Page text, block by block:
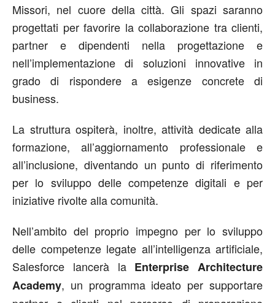
Missori, nel cuore della città. Gli spazi saranno
progettati per favorire la collaborazione tra clienti,
partner e dipendenti nella progettazione e
nell’implementazione di soluzioni innovative in
grado di rispondere a esigenze concrete di
business.
La struttura ospiterà, inoltre, attività dedicate alla
formazione, all’aggiornamento professionale e
all’inclusione, diventando un punto di riferimento
per lo sviluppo delle competenze digitali e per
iniziative rivolte alla comunità.
Nell’ambito del proprio impegno per lo sviluppo
delle competenze legate all’intelligenza artificiale,
Salesforce lancerà la Enterprise Architecture
Academy, un programma ideato per supportare